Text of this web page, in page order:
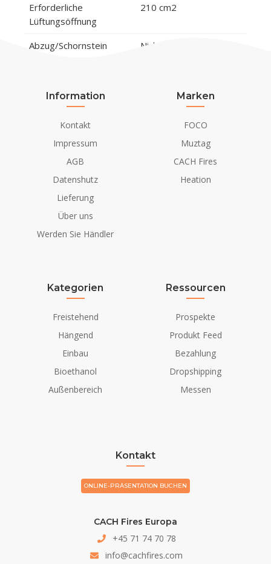
Erforderliche
Lüftungsöffnung
210 cm2
Abzug/Schornstein
Nicht erforderlich
Information
Kontakt
Impressum
AGB
Datenshutz
Lieferung
Über uns
Werden Sie Händler
Marken
FOCO
Muztag
CACH Fires
Heation
Kategorien
Freistehend
Hängend
Einbau
Bioethanol
Außenbereich
Ressourcen
Prospekte
Produkt Feed
Bezahlung
Dropshipping
Messen
Kontakt
ONLINE-PRÄSENTATION BUCHEN
CACH Fires Europa
+45 71 74 70 78
info@cachfires.com